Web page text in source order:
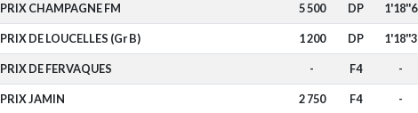
PRIX CHAMPAGNE FM 5 500 DP 1'18''6
PRIX DE LOUCELLES (Gr B) 1 200 DP 1'18''3
PRIX DE FERVAQUES - F4 -
PRIX JAMIN 2 750 F4 -